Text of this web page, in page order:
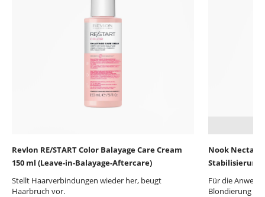
Revlon RE/START Color Balayage Care Cream
150 ml (Leave-in-Balayage-Aftercare)
Stellt Haarverbindungen wieder her, beugt
Haarbruch vor.
Nook Nectar
Stabilisierung
Für die
Blondierung